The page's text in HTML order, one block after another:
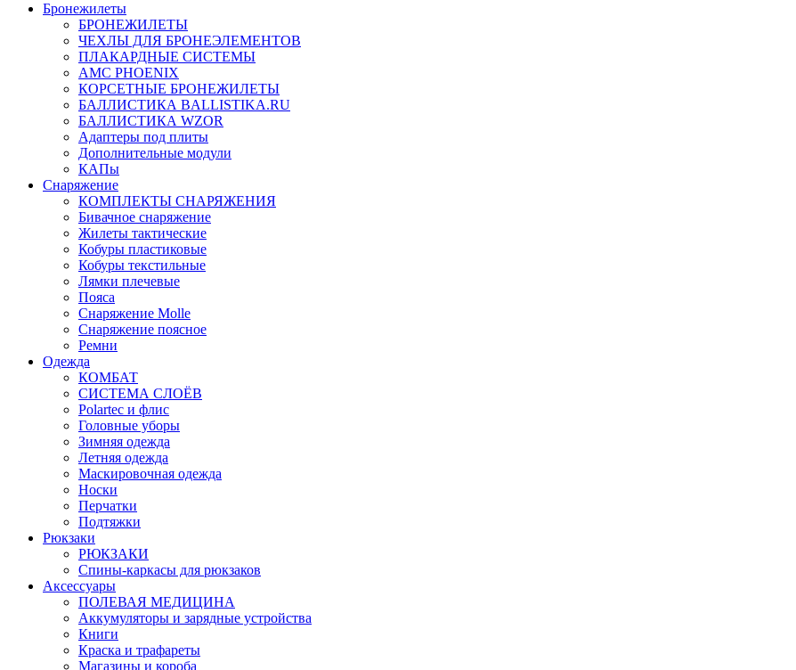
Бронежилеты
БРОНЕЖИЛЕТЫ
ЧЕХЛЫ ДЛЯ БРОНЕЭЛЕМЕНТОВ
ПЛАКАРДНЫЕ СИСТЕМЫ
АМС PHOENIX
КОРСЕТНЫЕ БРОНЕЖИЛЕТЫ
БАЛЛИСТИКА BALLISTIKA.RU
БАЛЛИСТИКА WZOR
Адаптеры под плиты
Дополнительные модули
КАПы
Снаряжение
КОМПЛЕКТЫ СНАРЯЖЕНИЯ
Бивачное снаряжение
Жилеты тактические
Кобуры пластиковые
Кобуры текстильные
Лямки плечевые
Пояса
Снаряжение Molle
Снаряжение поясное
Ремни
Одежда
КОМБАТ
СИСТЕМА СЛОЁВ
Polartec и флис
Головные уборы
Зимняя одежда
Летняя одежда
Маскировочная одежда
Носки
Перчатки
Подтяжки
Рюкзаки
РЮКЗАКИ
Спины-каркасы для рюкзаков
Аксессуары
ПОЛЕВАЯ МЕДИЦИНА
Аккумуляторы и зарядные устройства
Книги
Краска и трафареты
Магазины и короба